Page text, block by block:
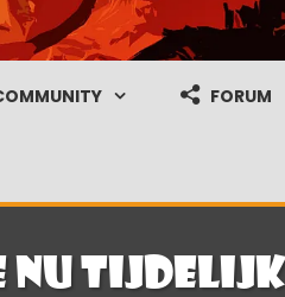
FORUM
nu